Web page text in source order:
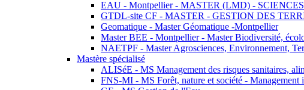
EAU - Montpellier - MASTER (LMD) -
GTDL-site CF - MASTER - GESTION DES
Geomatique - Master Géomatique -Montpellier
Master BEE - Montpellier - Master Biodiversité,
NAETPF - Master Agrosciences, Environnement,
Mastère spécialisé
ALISéE - MS Management des risques sanitaires,
FNS-MI - MS Forêt, nature et société - Management